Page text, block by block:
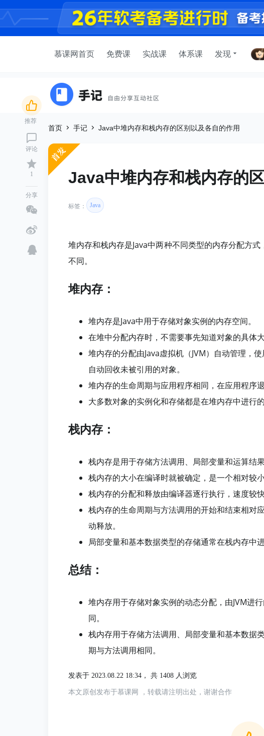
慕课网首页 免费课 实战课 体系课 发现
首页 手记 Java中堆内存和栈内存的区别以及各自的作用
推荐
评论
1
分享
Java中堆内存和栈内存的
标签： Java
堆内存和栈内存是Java中两种不同类型的内存分配方
不同。
堆内存：
堆内存是Java中用于存储对象实例的内存空间。
在堆中分配内存时，不需要事先知道对象的具体
堆内存的分配由Java虚拟机（JVM）自动管理，
自动回收未被引用的对象。
堆内存的生命周期与应用程序相同，在应用程序
大多数对象的实例化和存储都是在堆内存中进行的
栈内存：
栈内存是用于存储方法调用、局部变量和运算结果
栈内存的大小在编译时就被确定，是一个相对较
栈内存的分配和释放由编译器逐行执行，速度较快
栈内存的生命周期与方法调用的开始和结束相对
动释放。
局部变量和基本数据类型的存储通常在栈内存中进
总结：
堆内存用于存储对象实例的动态分配，由JVM进
同。
栈内存用于存储方法调用、局部变量和基本数据
期与方法调用相同。
发表于 2023.08.22 18:34， 共 1408 人浏览
本文原创发布于慕课网 ，转载请注明出处，谢谢合作